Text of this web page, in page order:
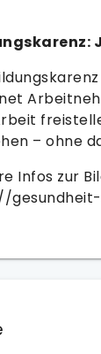
– ohne
Infos zur